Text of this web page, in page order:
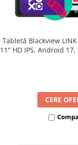
Tabletă Blackview
11" HD IPS, Android 17,
CERE